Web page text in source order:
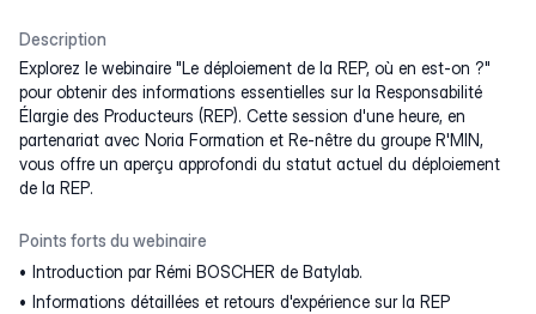
Description
Explorez le webinaire "Le déploiement de la REP, où en est-on ?"
pour obtenir des informations essentielles sur la Responsabilité
Élargie des Producteurs (REP). Cette session d'une heure, en
partenariat avec Noria Formation et Re-nêtre du groupe R'MIN,
vous offre un aperçu approfondi du statut actuel du déploiement
de la REP.
Points forts du webinaire
Introduction par Rémi BOSCHER de Batylab.
Informations détaillées et retours d'expérience sur la REP